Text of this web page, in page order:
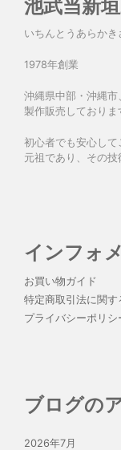
池武当新
いちんとうあらかき
1978年創業
沖縄県中部・沖縄
製作販売しておりま
初心者でも安心し
元祖であり、その技
インフォ
お買い物ガイド
特定商取引法に関
プライバシーポリシ
ブログの
2026年7月